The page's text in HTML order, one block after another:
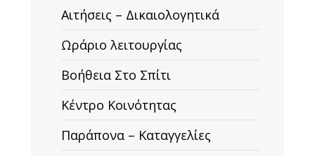
Αιτήσεις – Δικαιολογητικά
Ωράριο λειτουργίας
Βοήθεια Στο Σπίτι
Κέντρο Κοινότητας
Παράπονα – Καταγγελίες